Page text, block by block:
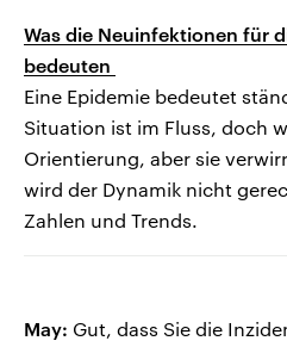
Was die Neuinfektionen für
bedeuten
Eine Epidemie bedeutet
Situation ist im Fluss, doch
Orientierung, aber sie
wird der Dynamik nicht
Zahlen und Trends.
May: Gut, dass Sie die